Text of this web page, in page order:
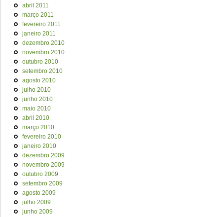
abril 2011
março 2011
fevereiro 2011
janeiro 2011
dezembro 2010
novembro 2010
outubro 2010
setembro 2010
agosto 2010
julho 2010
junho 2010
maio 2010
abril 2010
março 2010
fevereiro 2010
janeiro 2010
dezembro 2009
novembro 2009
outubro 2009
setembro 2009
agosto 2009
julho 2009
junho 2009